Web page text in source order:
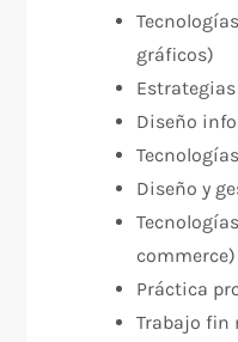
gráficos)
Diseño
Diseño y
commerce)
Práctica
Trabajo fin